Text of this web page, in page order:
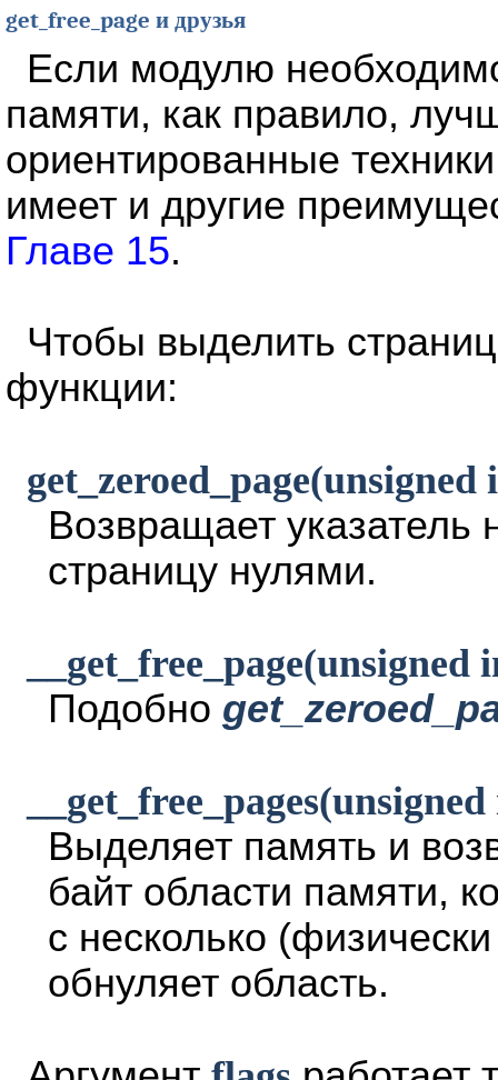
get_free_page и друзья
Если модулю
памяти, как правило,
ориентированные
имеет и другие
Главе 15.
Чтобы выделить
функции:
Возвращает указатель
страницу нулями.
__get_free_page(unsigned
Подобно
Выделяет память и
байт области памяти,
с несколько
обнуляет область.